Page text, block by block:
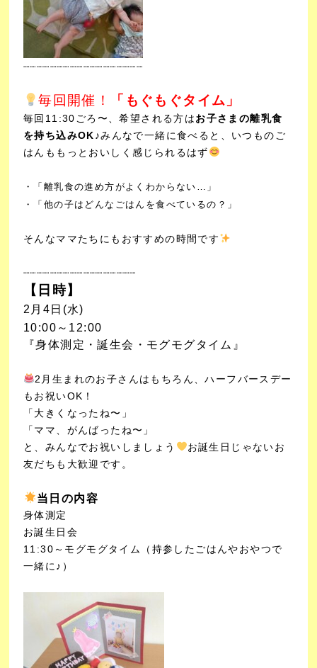
┈┈┈┈┈┈┈┈┈┈┈┈┈┈┈┈┈┈
毎回開催！ 「もぐもぐタイム」
毎回11:30ごろ〜、希望される方はお子さまの離乳食
を持ち込みOK♪みんなで一緒に食べると、いつものご
はんももっとおいしく感じられるはず
・「離乳食の進め方がよくわからない…」
・「他の子はどんなごはんを食べているの？」
そんなママたちにもおすすめの時間です
┈┈┈┈┈┈┈┈┈┈┈┈┈┈┈┈┈
【日時】
2月4日(水)
10:00～12:00
『身体測定・誕生会・モグモグタイム』
2月生まれのお子さんはもちろん、ハーフバースデー
もお祝いOK！
「大きくなったね〜」
「ママ、がんばったね〜」
と、みんなでお祝いしましょう お誕生日じゃないお
友だちも大歓迎です。
当日の内容
身体測定
お誕生日会
11:30～モグモグタイム（持参したごはんやおやつで
一緒に♪）